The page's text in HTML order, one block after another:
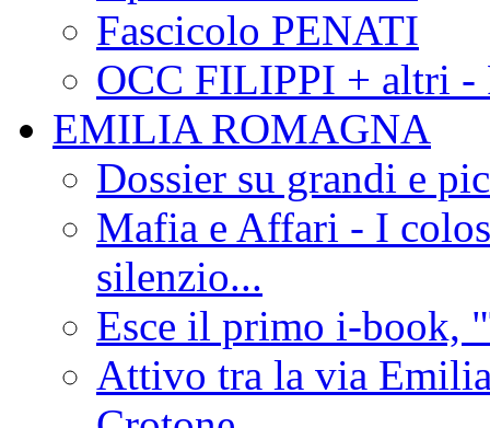
Fascicolo PENATI
OCC FILIPPI + altri -
EMILIA ROMAGNA
Dossier su grandi e
Mafia e Affari - I
silenzio...
Esce il primo i-book,
Attivo tra la via